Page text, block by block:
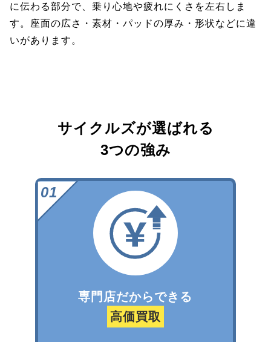
に伝わる部分で、乗り心地や疲れにくさを左右しま
す。座面の広さ・素材・パッドの厚み・形状などに違
いがあります。
サイクルズが選ばれる
3つの強み
専門店だからできる
高価買取